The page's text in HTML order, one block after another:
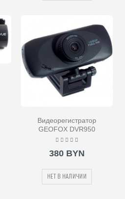
Видеорегистратор
GEOFOX DVR950
380 BYN
НЕТ В НАЛИЧИИ